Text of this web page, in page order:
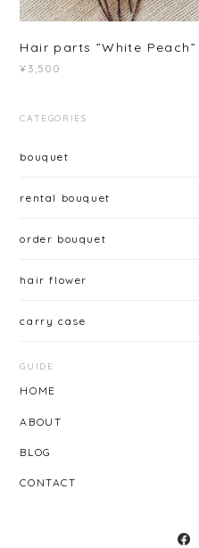
Hair parts ”White Peach”
¥3,500
CATEGORIES
bouquet
rental bouquet
order bouquet
hair flower
carry case
GUIDE
HOME
ABOUT
BLOG
CONTACT